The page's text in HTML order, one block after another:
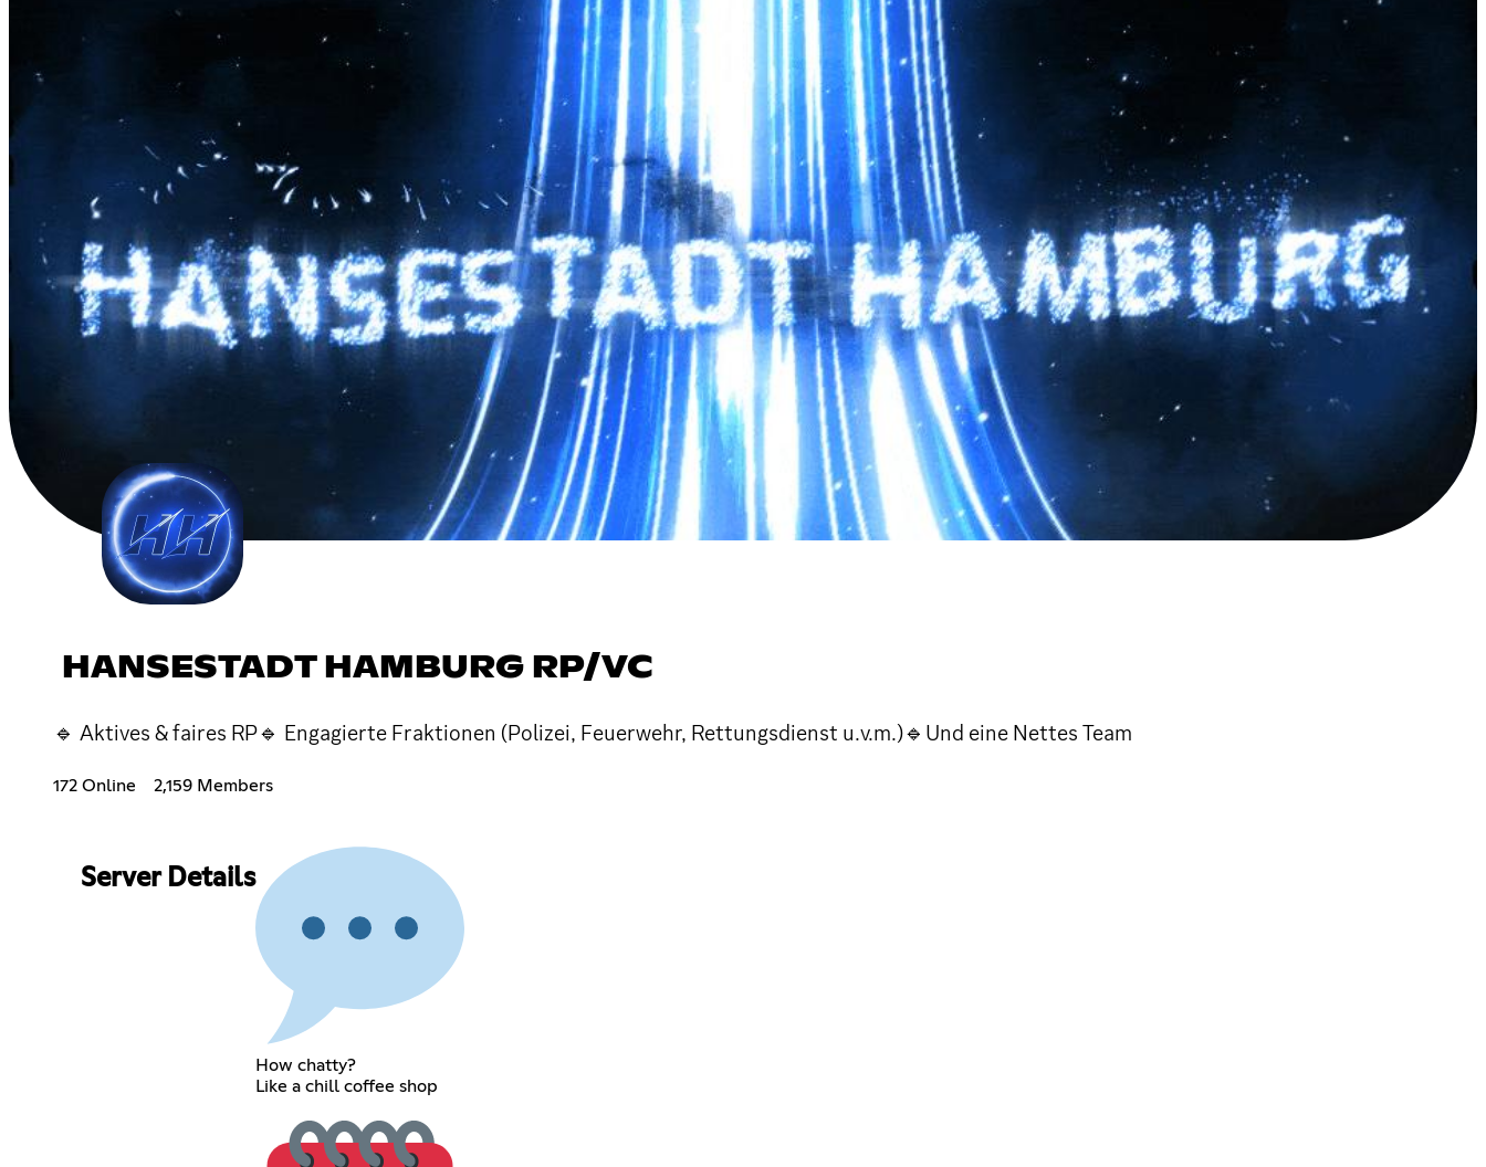
HANSESTADT HAMBURG RP/VC
🔹 Aktives & faires RP🔹 Engagierte Fraktionen (Polizei, Feuerwehr, Rettungsdienst u.v.m.)🔹Und eine Nettes Team
172 Online 2,159 Members
Server Details
How chatty?
Like a chill coffee shop